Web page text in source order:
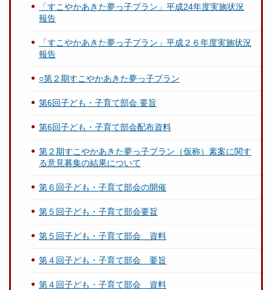
「すこやかあきた夢っ子プラン」平成24年度実施状況
報告
「すこやかあきた夢っ子プラン」平成２６年度実施状況
報告
○第２期すこやかあきた夢っ子プラン
第6回子ども・子育て部会 要旨
第6回子ども・子育て部会配布資料
第２期すこやかあきた夢っ子プラン（仮称）素案に関す
る意見募集の結果について
第６回子ども・子育て部会の開催
第５回子ども・子育て部会要旨
第５回子ども・子育て部会 資料
第４回子ども・子育て部会 要旨
第４回子ども・子育て部会 資料